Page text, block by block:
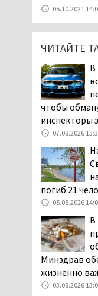
Тагиле
упали на
центра
в
дорогу
возбудила
отношении
05.10.2021
ЧИТАЙТЕ
В
чтобы
инспекторы
07.08.2026
погиб 21
05.08.2026
В
Минздрав
жизненно
03.08.2026